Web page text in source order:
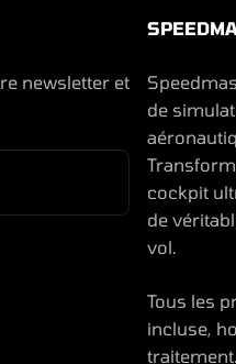
newsletter et
de
cockpit
de
vol.
Tous les
incluse,
traitement.